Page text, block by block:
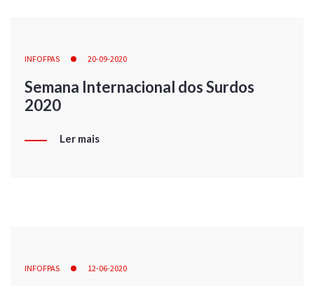
INFOFPAS 20-09-2020
Semana Internacional dos Surdos
2020
Ler mais
INFOFPAS 12-06-2020